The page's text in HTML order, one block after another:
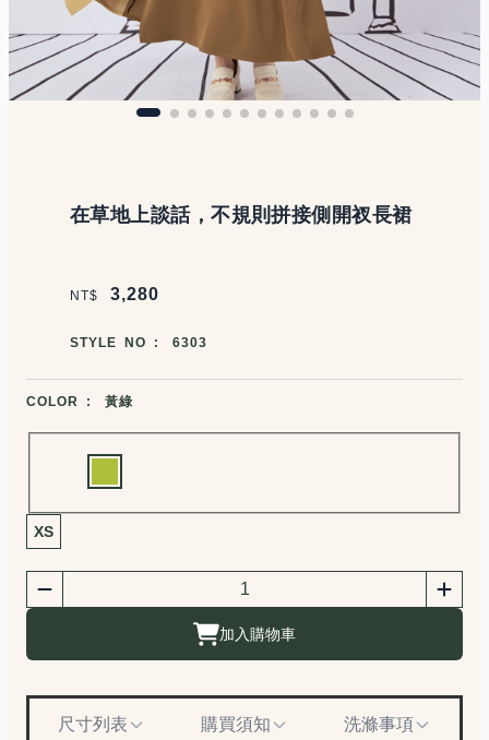
在草地上談話，不規則拼接側開衩長裙
NT$ 3,280
商品編號
STYLE NO : 6303
商品顏色選擇
COLOR : 黃綠
Choose a color
商品尺寸選擇
XS
商品購買數量
加入購物車
尺寸列表 購買須知 洗滌事項